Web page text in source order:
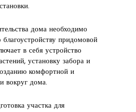
дома необходимо
придомовой
в себя устройство
установку забора и
комфортной и
вокруг дома.
участка для